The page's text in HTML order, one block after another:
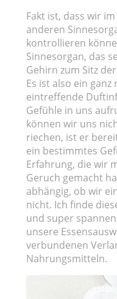
Fakt ist, dass wir
anderen
kontrollieren
Sinnesorgan, das
Gehirn zum Sitz
Es ist also ein
eintreffende
Gefühle in uns
können wir uns
riechen, ist er
ein bestimmtes
Erfahrung, die wir
Geruch gemacht
abhängig, ob wir
nicht. Ich finde
und super
unsere
verbundenen
Nahrungsmitteln.